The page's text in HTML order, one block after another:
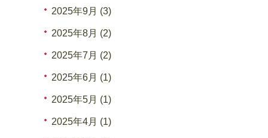
2025年9月 (3)
2025年8月 (2)
2025年7月 (2)
2025年6月 (1)
2025年5月 (1)
2025年4月 (1)